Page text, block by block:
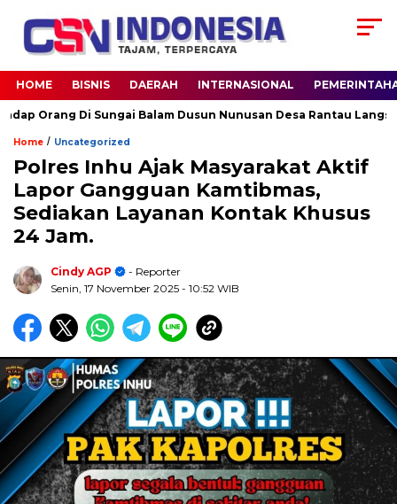
HOME BISNIS DAERAH INTERNASIONAL
Di Sungai Balam Dusun Nunusan Desa Rantau Langsat
Home / Uncategorized
Polres Inhu Ajak Masyarakat Aktif
Lapor Gangguan Kamtibmas,
Sediakan Layanan Kontak Khusus
24 Jam.
Cindy AGP
- Reporter
Senin, 17 November 2025 - 10:52 WIB